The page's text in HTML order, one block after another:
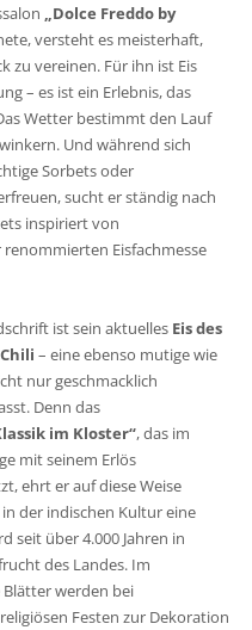
„Dolce Freddo by
versteht es meisterhaft,
zu vereinen. Für ihn ist Eis
– es ist ein Erlebnis, das
Wetter bestimmt den Lauf
Und während sich
Sorbets oder
sucht er ständig nach
inspiriert von
Eisfachmesse
ist sein aktuelles Eis des
– eine ebenso mutige wie
nur geschmacklich
Denn das
im Kloster“, das im
mit seinem Erlös
ehrt er auf diese Weise
der indischen Kultur eine
seit über 4.000 Jahren in
des Landes. Im
werden bei
Festen zur Dekoration